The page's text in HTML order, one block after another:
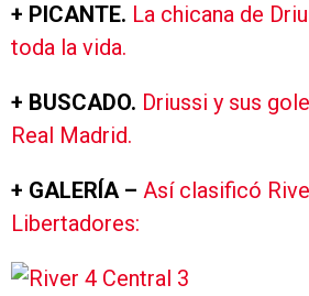
+ PICANTE. La chicana de
toda la vida.
+ BUSCADO. Driussi y sus
Real Madrid.
+ GALERÍA – Así clasificó
Libertadores: